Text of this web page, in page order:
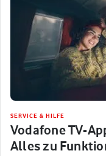
SERVICE & HILFE
Vodafone TV-
Alles zu